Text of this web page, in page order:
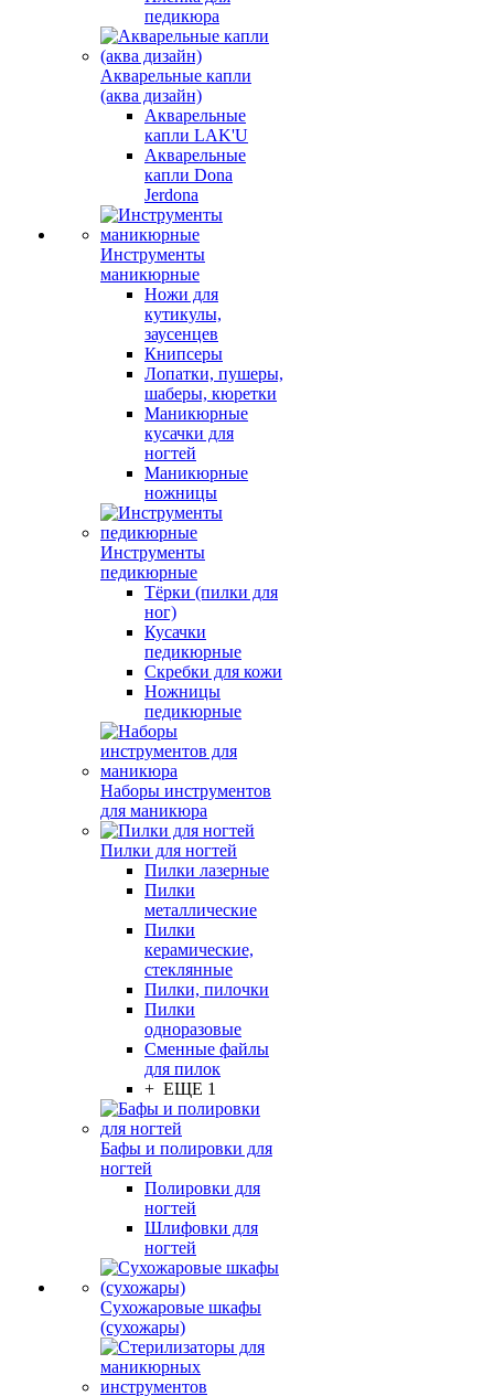
педикюра
Акварельные капли
(аква дизайн)
Акварельные
капли LAK'U
Акварельные
капли Dona
Jerdona
Инструменты
маникюрные
Ножи для
кутикулы,
заусенцев
Книпсеры
Лопатки, пушеры,
шаберы, кюретки
Маникюрные
кусачки для
ногтей
Маникюрные
ножницы
Инструменты
педикюрные
Тёрки (пилки для
ног)
Кусачки
педикюрные
Скребки для кожи
Ножницы
педикюрные
Наборы инструментов
для маникюра
Пилки для ногтей
Пилки лазерные
Пилки
металлические
Пилки
керамические,
стеклянные
Пилки, пилочки
Пилки
одноразовые
Сменные файлы
для пилок
+ ЕЩЕ 1
Бафы и полировки для
ногтей
Полировки для
ногтей
Шлифовки для
ногтей
Сухожаровые шкафы
(сухожары)